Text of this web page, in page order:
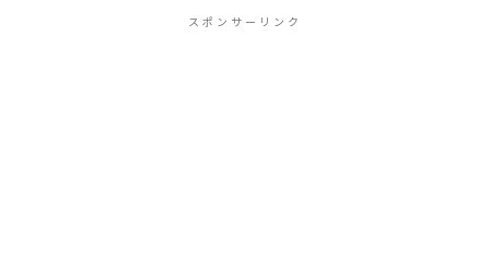
スポンサーリンク